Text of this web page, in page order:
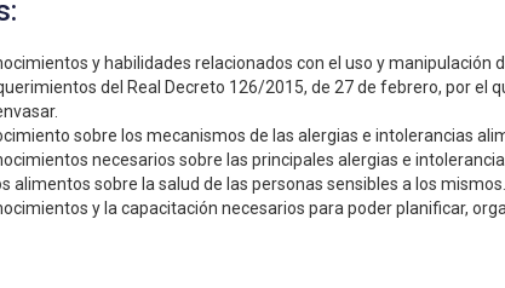
y habilidades relacionados con el uso y manipulación
del Real Decreto 126/2015, de 27 de febrero, por
sobre los mecanismos de las alergias e intolerancias
necesarios sobre las principales alergias e
alimentos sobre la salud de las personas sensibles a los mismos.
y la capacitación necesarios para poder planificar,